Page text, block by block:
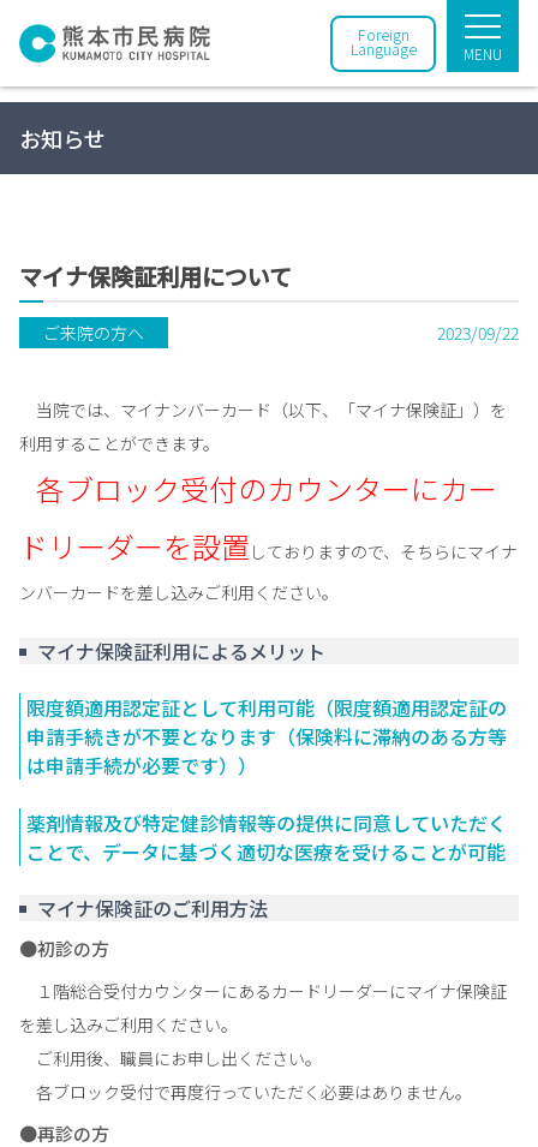
Foreign
Language MENU
お知らせ
マイナ保険証利用について
ご来院の方へ 2023/09/22
当院では、マイナンバーカード（以下、「マイナ保険証」）を
利用することができます。
各ブロック受付のカウンターにカー
ドリーダーを設置 しておりますので、そちらにマイナ
ンバーカードを差し込みご利用ください。
マイナ保険証利用によるメリット
限度額適用認定証として利用可能（限度額適用認定証の
申請手続きが不要となります（保険料に滞納のある方等
は申請手続が必要です））
薬剤情報及び特定健診情報等の提供に同意していただく
ことで、データに基づく適切な医療を受けることが可能
マイナ保険証のご利用方法
初診の方
１階総合受付カウンターにあるカードリーダーにマイナ保険証
を差し込みご利用ください。
ご利用後、職員にお申し出ください。
各ブロック受付で再度行っていただく必要はありません。
再診の方